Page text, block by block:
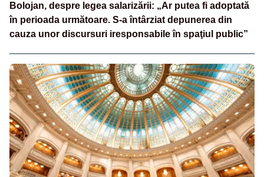
Bolojan, despre legea salarizării: „Ar putea fi adoptată
în perioada următoare. S-a întârziat depunerea din
cauza unor discursuri iresponsabile în spaţiul public”